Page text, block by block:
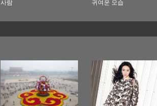
사람
귀여운 모습